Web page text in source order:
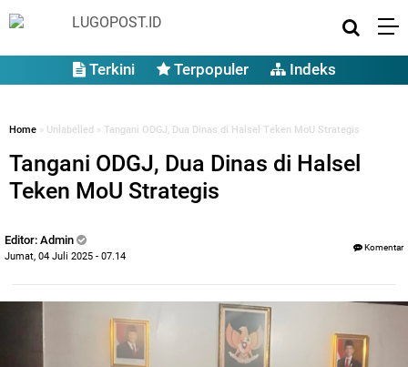
Terkini Terpopuler Indeks
Home » Unlabelled » Tangani ODGJ, Dua Dinas di Halsel Teken MoU Strategis
Tangani ODGJ, Dua Dinas di Halsel
Teken MoU Strategis
Editor: Admin
Jumat, 04 Juli 2025 - 07.14
Komentar